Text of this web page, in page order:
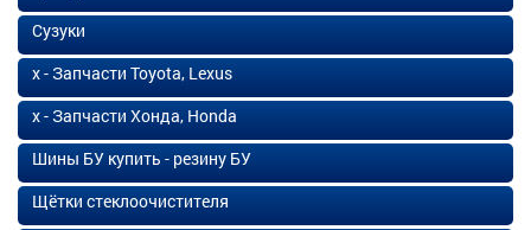
Сузуки
х - Запчасти Toyota, Lexus
х - Запчасти Хонда, Honda
Шины БУ купить - резину БУ
Щётки стеклоочистителя